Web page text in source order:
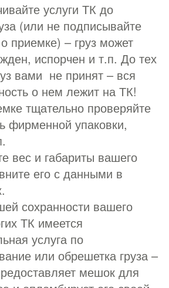
услуги ТК до
(или не подписывайте
приемке) – груз может
испорчен и т.п. До тех
вами не принят – вся
о нем лежит на ТК!
тщательно проверяйте
фирменной упаковки,
вес и габариты вашего
его с данными в
сохранности вашего
ТК имеется
услуга по
или обрешетка груза –
мешок для